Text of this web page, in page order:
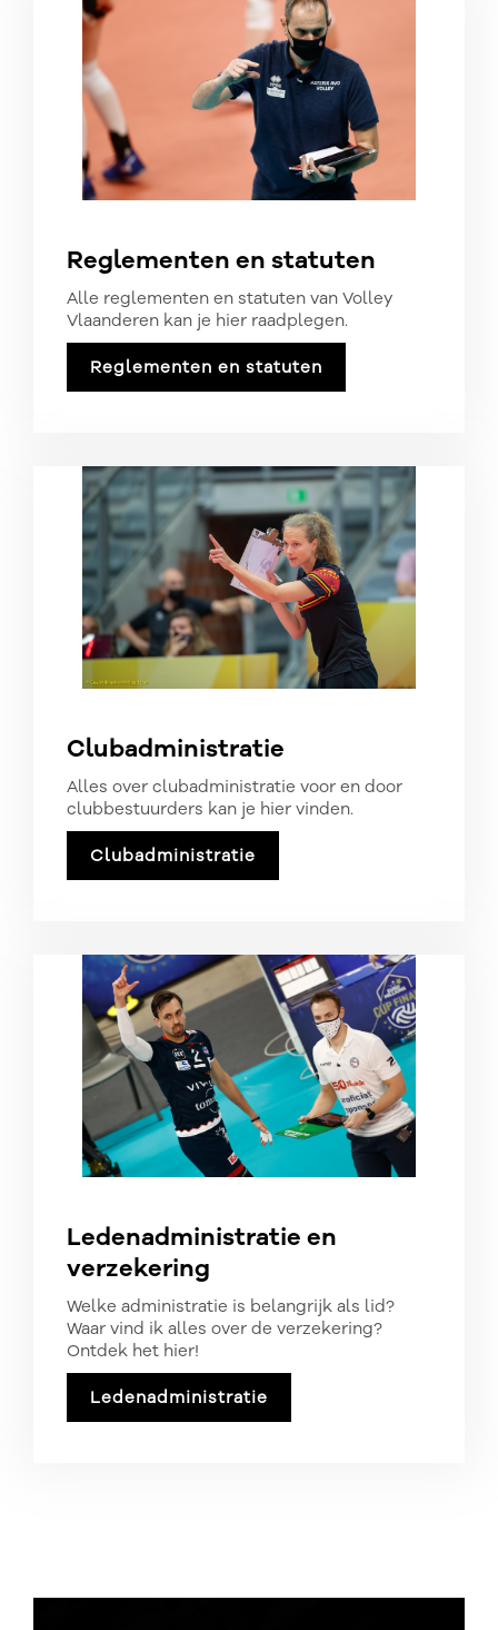
Reglementen en statuten
Alle reglementen en statuten van Volley
Vlaanderen kan je hier raadplegen.
Reglementen en statuten
Clubadministratie
Alles over clubadministratie voor en door
clubbestuurders kan je hier vinden.
Clubadministratie
Ledenadministratie en
verzekering
Welke administratie is belangrijk als lid?
Waar vind ik alles over de verzekering?
Ontdek het hier!
Ledenadministratie